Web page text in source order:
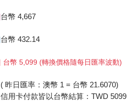
台幣 4,667
台幣 432.14
台幣 5,099 (轉換價格隨每日匯率波動)
( 昨日匯率：澳幣 1 = 台幣 21.6070)
信用卡付款皆以台幣結算：TWD 5099